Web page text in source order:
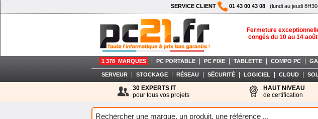
SERVICE CLIENT 01 43 00 43 08 (lundi au jeudi
Fermeture
congés du 10 au 14
1 378 MARQUES PC PORTABLE PC FIXE TABLETTE COMPO PC
SERVEUR STOCKAGE RÉSEAU SÉCURITÉ LOGICIEL CLOUD
30 EXPERTS IT
pour tous vos projets
HAUT NIVEAU
de certification